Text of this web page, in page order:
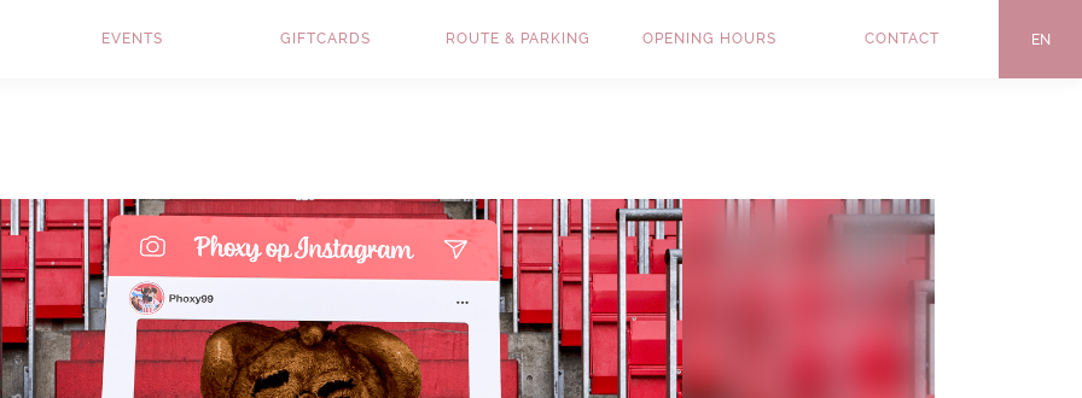
EVENTS GIFTCARDS ROUTE & PARKING OPENING HOURS CONTACT EN